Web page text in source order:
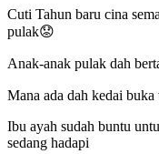
Cuti Tahun baru cina
pulak😟
Anak-anak pulak dah
Mana ada dah kedai
Ibu ayah sudah buntu
sedang hadapi